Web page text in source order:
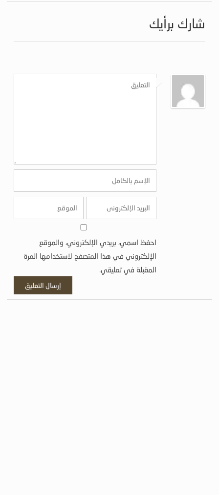
شارك برأيك
احفظ اسمي، بريدي الإلكتروني، والموقع
الإلكتروني في هذا المتصفح لاستخدامها المرة
المقبلة في تعليقي.